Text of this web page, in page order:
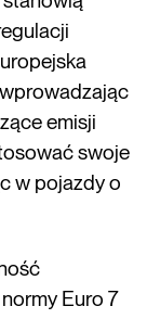
emisji
swoje
w pojazdy o
Euro 7